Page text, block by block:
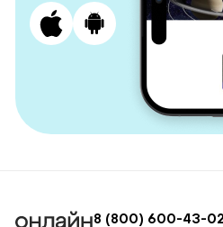
8 (800) 600-43-02